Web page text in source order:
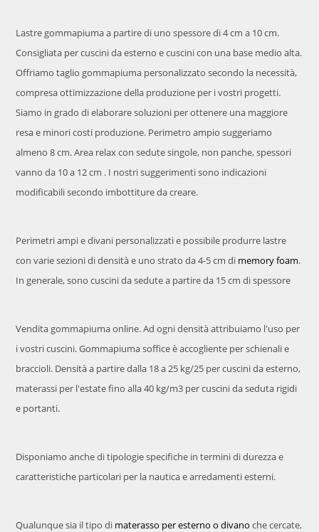
Lastre gommapiuma a partire di uno spessore di 4 cm a 10 cm.
Consigliata per cuscini da esterno e cuscini con una base medio alta.
Offriamo taglio gommapiuma personalizzato secondo la necessità,
compresa ottimizzazione della produzione per i vostri progetti.
Siamo in grado di elaborare soluzioni per ottenere una maggiore
resa e minori costi produzione. Perimetro ampio suggeriamo
almeno 8 cm. Area relax con sedute singole, non panche, spessori
vanno da 10 a 12 cm . I nostri suggerimenti sono indicazioni
modificabili secondo imbottiture da creare.
Perimetri ampi e divani personalizzati e possibile produrre lastre
con varie sezioni di densità e uno strato da 4-5 cm di memory foam.
In generale, sono cuscini da sedute a partire da 15 cm di spessore
Vendita gommapiuma online. Ad ogni densità attribuiamo l'uso per
i vostri cuscini. Gommapiuma soffice è accogliente per schienali e
braccioli. Densità a partire dalla 18 a 25 kg/25 per cuscini da esterno,
materassi per l'estate fino alla 40 kg/m3 per cuscini da seduta rigidi
e portanti.
Disponiamo anche di tipologie specifiche in termini di durezza e
caratteristiche particolari per la nautica e arredamenti esterni.
Qualunque sia il tipo di materasso per esterno o divano che cercate,